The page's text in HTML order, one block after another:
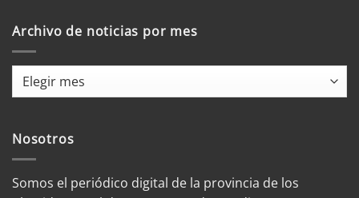
Archivo de noticias por mes
Archivo
mes
Nosotros
Somos el periódico digital de la provincia de los